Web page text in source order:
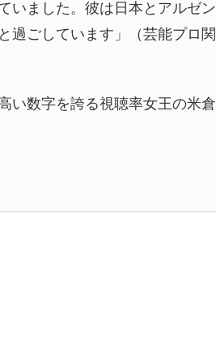
いました。彼は日本とアルゼン
過ごしています」（芸能プロ関
い数字を誇る視聴率女王の米倉